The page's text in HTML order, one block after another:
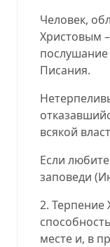
Человек,
Христовым
послушание
Писания.
всякой
Если
заповеди
2. Терпение
месте и, в